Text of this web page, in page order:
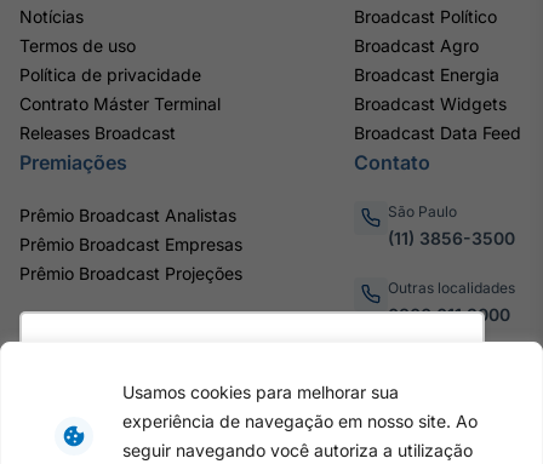
como você interage em nosso site e
personalizar conteúdo. Ao utilizar este site, você
Usamos cookies para melhorar sua
experiência de navegação em nosso site. Ao
seguir navegando você autoriza a utilização
Notícias
Termos de uso
Política de privacidade
Contrato Máster Terminal
Releases Broadcast
Broadcast Político
Broadcast Agro
Broadcast Energia
Broadcast Widgets
Broadcast Data Feed
Premiações
Prêmio Broadcast Analistas
Prêmio Broadcast Empresas
Prêmio Broadcast Projeções
Contato
São Paulo
(11) 3856-3500
Outras localidades
0800.011.3000
Av. Eng. Caetano Álvares, 55
- 3º e 6º andar, Bairro do